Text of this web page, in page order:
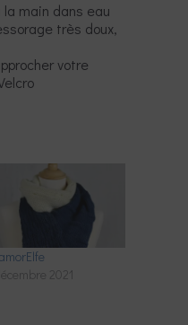
la main dans eau
très doux,
votre
2021